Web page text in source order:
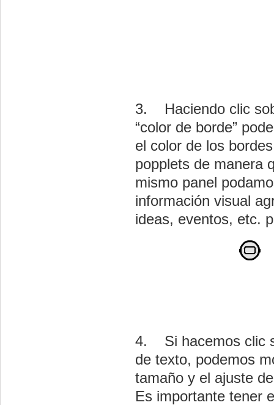
3. Haciendo clic
“color de borde”
el color de los
popplets de manera
mismo panel
información visual
ideas, eventos, etc.
4. Si hacemos clic
de texto, podemos
tamaño y el ajuste
Es importante tener